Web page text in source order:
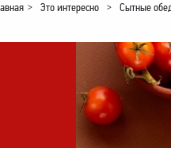
> Это интересно > Сытные